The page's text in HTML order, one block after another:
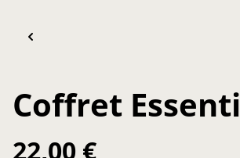
Coffret
22,00 €